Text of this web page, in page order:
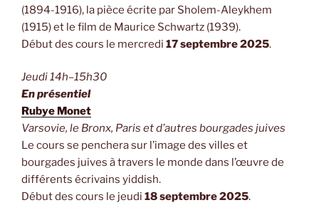
(1894-1916), la pièce écrite par Sholem-Aleykhem
(1915) et le film de Maurice Schwartz (1939).
Début des cours le mercredi 17 septembre 2025.
Jeudi 14h–15h30
En présentiel
Rubye Monet
Varsovie, le Bronx, Paris et d’autres bourgades juives
Le cours se penchera sur l’image des villes et
bourgades juives à travers le monde dans l’œuvre de
différents écrivains yiddish.
Début des cours le jeudi 18 septembre 2025.